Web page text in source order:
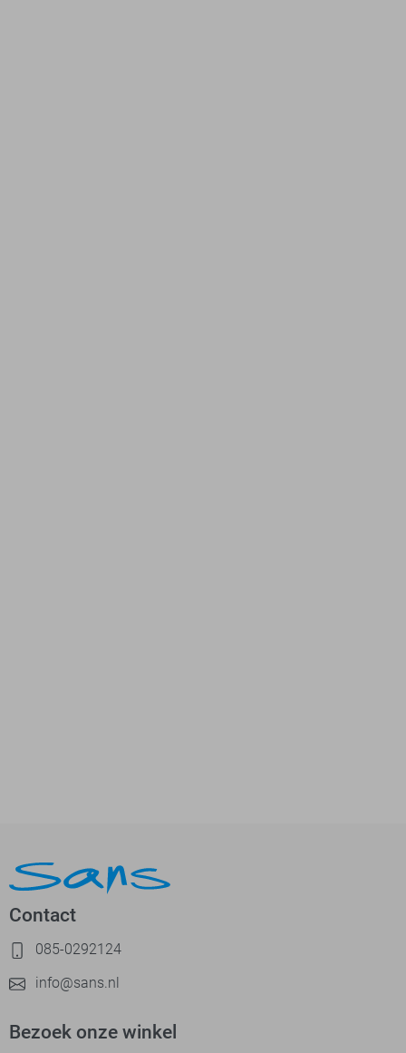
Contact
085-0292124
info@sans.nl
Bezoek onze winkel